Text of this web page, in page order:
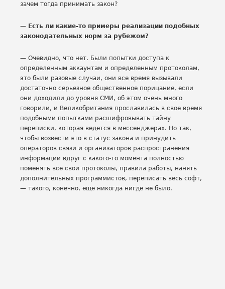
зачем тогда принимать закон?
— Есть ли какие-то примеры реализации подобных
законодательных норм за рубежом?
— Очевидно, что нет. Были попытки доступа к
определенным аккаунтам и определенным протоколам,
это были разовые случаи, они все время вызывали
достаточно серьезное общественное порицание, если
они доходили до уровня СМИ, об этом очень много
говорили, и Великобритания прославилась в свое время
подобными попытками расшифровывать тайну
переписки, которая ведется в мессенджерах. Но так,
чтобы возвести это в статус закона и принудить
операторов связи и организаторов распространения
информации вдруг с какого-то момента полностью
поменять все свои протоколы, правила работы, нанять
дополнительных программистов, переписать весь софт,
— такого, конечно, еще никогда нигде не было.